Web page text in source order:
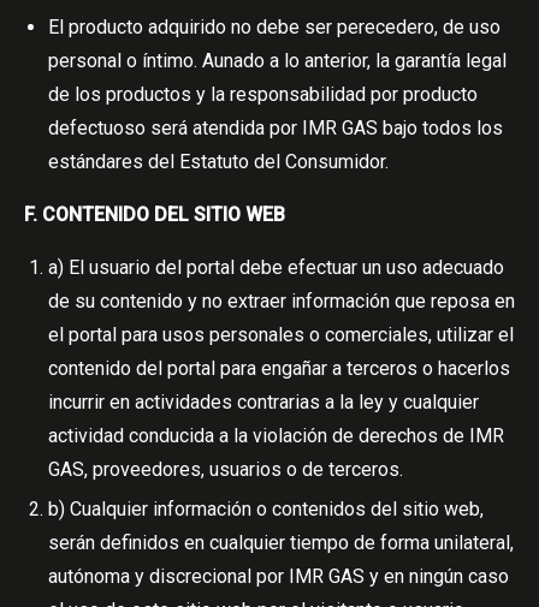
El producto adquirido no debe ser perecedero, de uso
personal o íntimo. Aunado a lo anterior, la garantía legal
de los productos y la responsabilidad por producto
defectuoso será atendida por IMR GAS bajo todos los
estándares del Estatuto del Consumidor.
F. CONTENIDO DEL SITIO WEB
a) El usuario del portal debe efectuar un uso adecuado
de su contenido y no extraer información que reposa en
el portal para usos personales o comerciales, utilizar el
contenido del portal para engañar a terceros o hacerlos
incurrir en actividades contrarias a la ley y cualquier
actividad conducida a la violación de derechos de IMR
GAS, proveedores, usuarios o de terceros.
b) Cualquier información o contenidos del sitio web,
serán definidos en cualquier tiempo de forma unilateral,
autónoma y discrecional por IMR GAS y en ningún caso